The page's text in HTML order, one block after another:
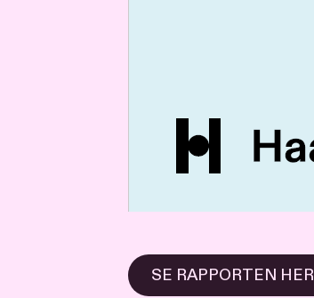
SE RAPPORTEN HER